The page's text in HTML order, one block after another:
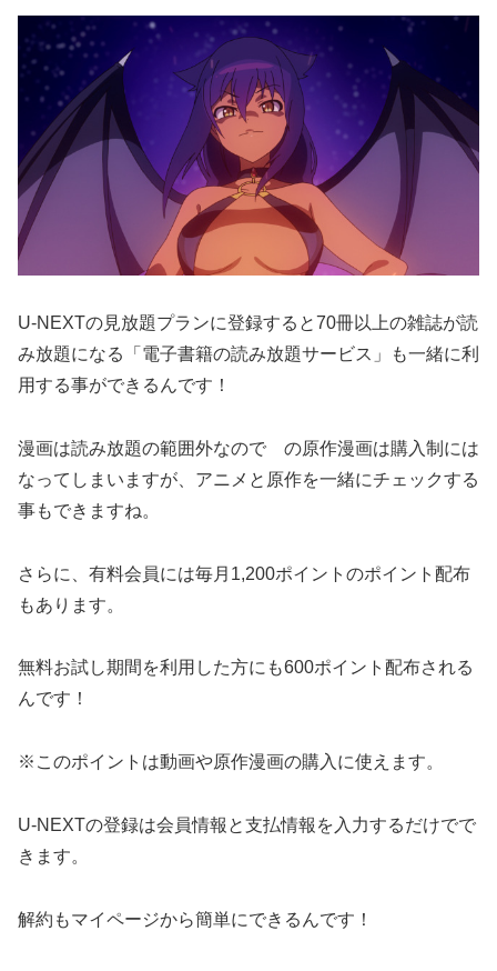
U-NEXTの見放題プランに登録すると70冊以上の雑誌が読
み放題になる「電子書籍の読み放題サービス」も一緒に利
用する事ができるんです！
漫画は読み放題の範囲外なので
の原作漫画は購入制には
なってしまいますが、アニメと原作を一緒にチェックする
事もできますね。
さらに、有料会員には毎月1,200ポイントのポイント配布
もあります。
無料お試し期間を利用した方にも600ポイント配布される
んです！
※このポイントは動画や原作漫画の購入に使えます。
U-NEXTの登録は会員情報と支払情報を入力するだけでで
きます。
解約もマイページから簡単にできるんです！